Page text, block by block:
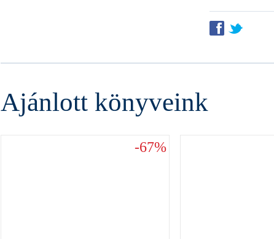
f t
Ajánlott könyveink
-67%